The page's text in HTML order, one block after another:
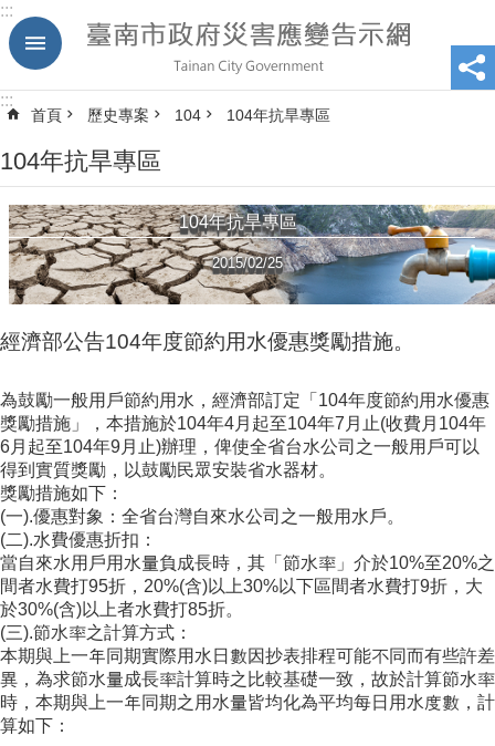
跳到主要內容區塊
:::
:::
首頁 歷史專案 104 104年抗旱專區
104年抗旱專區
104年抗旱專區
2015/02/25
經濟部公告104年度節約用水優惠獎勵措施。
為鼓勵一般用戶節約用水，經濟部訂定「104年度節約用水優惠
獎勵措施」，本措施於104年4月起至104年7月止(收費月104年
6月起至104年9月止)辦理，俾使全省台水公司之一般用戶可以
得到實質獎勵，以鼓勵民眾安裝省水器材。
獎勵措施如下：
(一).優惠對象：全省台灣自來水公司之一般用水戶。
(二).水費優惠折扣：
當自來水用戶用水量負成長時，其「節水率」介於10%至20%之
間者水費打95折，20%(含)以上30%以下區間者水費打9折，大
於30%(含)以上者水費打85折。
(三).節水率之計算方式：
本期與上一年同期實際用水日數因抄表排程可能不同而有些許差
異，為求節水量成長率計算時之比較基礎一致，故於計算節水率
時，本期與上一年同期之用水量皆均化為平均每日用水度數，計
算如下：